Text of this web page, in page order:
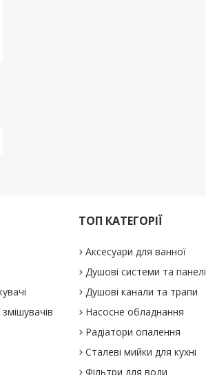
ТОП КАТЕГОРІЇ
Аксесуари для ванної
Душові системи та панелі
Душові канали та трапи
Насосне обладнання
Радіатори опалення
Сталеві мийки для кухні
Фільтри для води